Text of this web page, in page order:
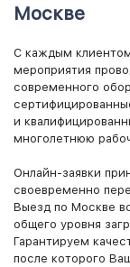
Москве
С каждым
мероприятия
современного
и
многолетнюю
Онлайн-заявки
своевременно
Выезд по Москве
общего уровня
Гарантируем
после которого